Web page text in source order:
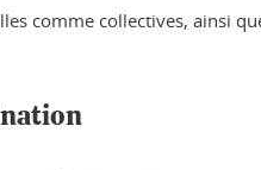
comme collectives, ainsi